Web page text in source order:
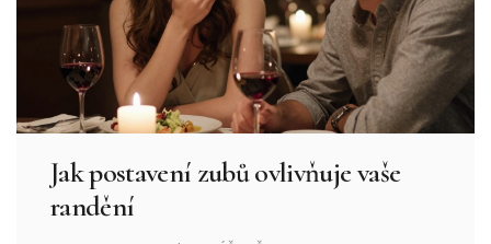
Jak postavení zubů ovlivňuje vaše
randění